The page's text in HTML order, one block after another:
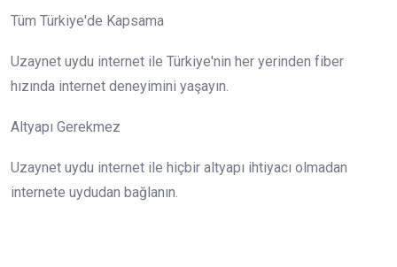
Tüm Türkiye'de Kapsama
Uzaynet uydu internet ile Türkiye'nin her yerinden fiber
hızında internet deneyimini yaşayın.
Altyapı Gerekmez
Uzaynet uydu internet ile hiçbir altyapı ihtiyacı olmadan
internete uydudan bağlanın.